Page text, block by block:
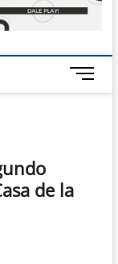
B
o
de la